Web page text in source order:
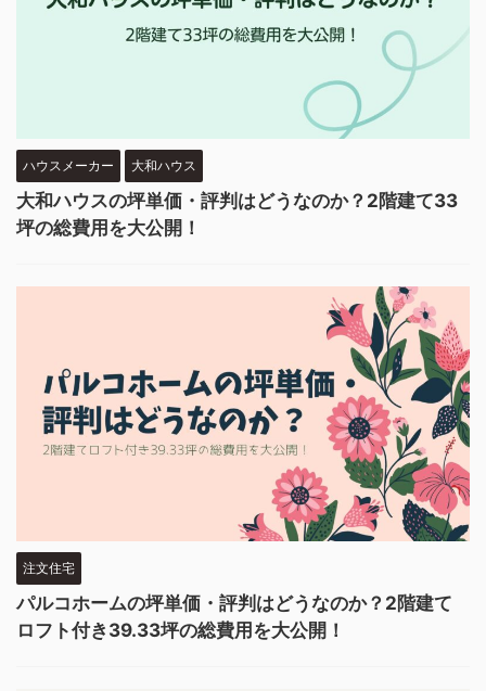
ハウスメーカー 大和ハウス
大和ハウスの坪単価・評判はどうなのか？2階建て33
坪の総費用を大公開！
注文住宅
パルコホームの坪単価・評判はどうなのか？2階建て
ロフト付き39.33坪の総費用を大公開！